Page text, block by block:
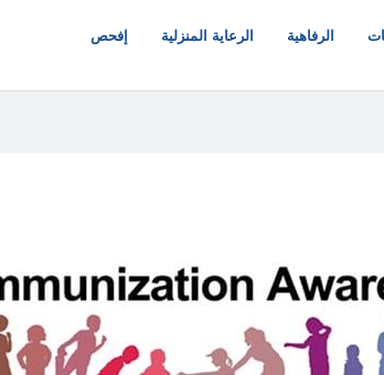
الرفاهية الرعاية المنزلية إفحص